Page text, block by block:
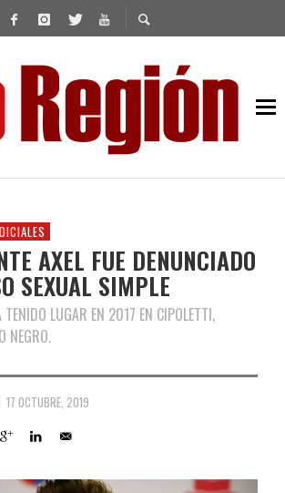
AXEL FUE DENUNCIADO
SEXUAL SIMPLE
TENIDO LUGAR EN 2017 EN CIPOLETTI,
NEGRO.
17 OCTUBRE, 2019